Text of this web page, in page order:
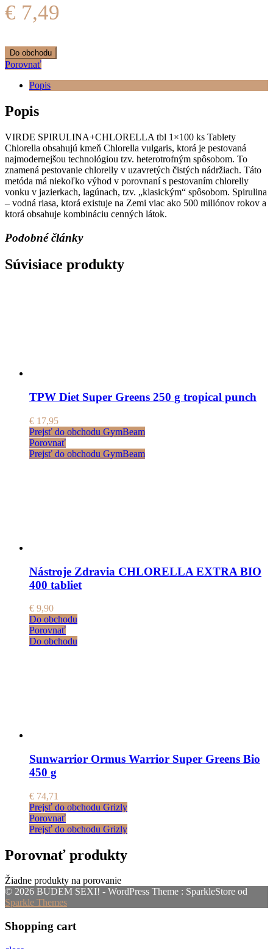
€ 7,49
Do obchodu
Porovnať
Popis
Popis
VIRDE SPIRULINA+CHLORELLA tbl 1×100 ks Tablety
Chlorella obsahujú kmeň Chlorella vulgaris, ktorá je pestovaná
najmodernejšou technológiou tzv. heterotrofným spôsobom. To
znamená pestovanie chlorelly v uzavretých čistých nádržiach. Táto
metóda má niekoľko výhod v porovnaní s pestovaním chlorelly
vonku v jazierkach, lagúnach, tzv. „klasickým“ spôsobom. Spirulina
– vodná riasa, ktorá existuje na Zemi viac ako 500 miliónov rokov a
ktorá obsahuje kombináciu cenných látok.
Podobné články
Súvisiace produkty
TPW Diet Super Greens 250 g tropical punch
€ 17,95
Prejsť do obchodu GymBeam
Porovnať
Prejsť do obchodu GymBeam
Nástroje Zdravia CHLORELLA EXTRA BIO
400 tabliet
€ 9,90
Do obchodu
Porovnať
Do obchodu
Sunwarrior Ormus Warrior Super Greens Bio
450 g
€ 74,71
Prejsť do obchodu Grizly
Porovnať
Prejsť do obchodu Grizly
Porovnať produkty
Žiadne produkty na porovanie
© 2026 BUDEM SEXI! - WordPress Theme : SparkleStore od
Sparkle Themes
Shopping cart